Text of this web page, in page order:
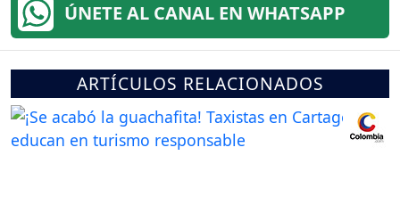
ÚNETE AL CANAL EN WHATSAPP
ARTÍCULOS RELACIONADOS